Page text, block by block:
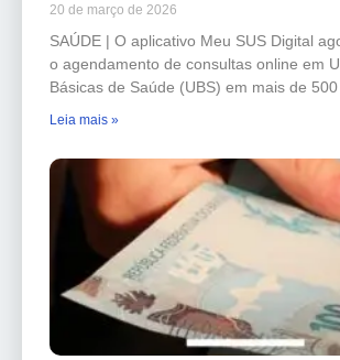
20 de março de 2026
SAÚDE | O aplicativo Meu SUS Digital
o agendamento de consultas online em
Básicas de Saúde (UBS) em mais de
Leia mais »